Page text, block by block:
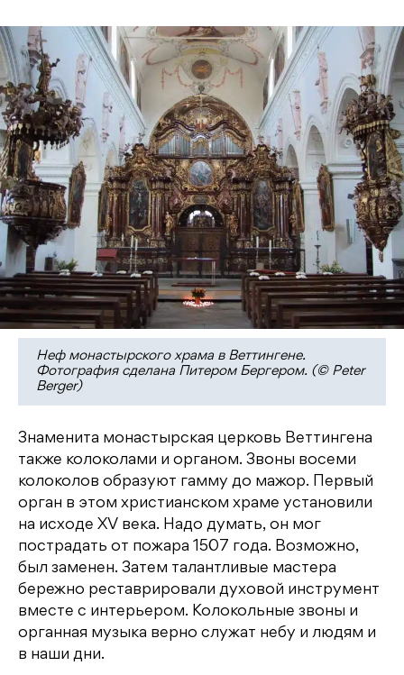
Неф монастырского храма в Веттингене.
Фотография сделана Питером Бергером. (© Peter
Berger)
Знаменита монастырская церковь Веттингена
также колоколами и органом. Звоны восеми
колоколов образуют гамму до мажор. Первый
орган в этом христианском храме установили
на исходе XV века. Надо думать, он мог
пострадать от пожара 1507 года. Возможно,
был заменен. Затем талантливые мастера
бережно реставрировали духовой инструмент
вместе с интерьером. Колокольные звоны и
органная музыка верно служат небу и людям и
в наши дни.